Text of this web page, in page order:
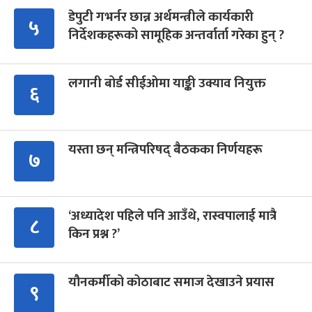
५
डेपुटी गभर्नर छान्न अर्थमन्त्रीले कार्यकारी
निर्देशकहरूको सामूहिक अन्तर्वार्ता गरेका हुन् ?
६ लगानी बोर्ड सीईओमा याङ्की उक्याव नियुक्त
७ यस्ता छन् मन्त्रिपरिषद् बैठकका निर्णयहरू
८
‘अध्यादेश पहिले पनि आउँथे, रास्वपालाई मात्रै
किन प्रश्न ?’
९ यौनकर्मीको कोठाबाट समाज देखाउने प्रयास